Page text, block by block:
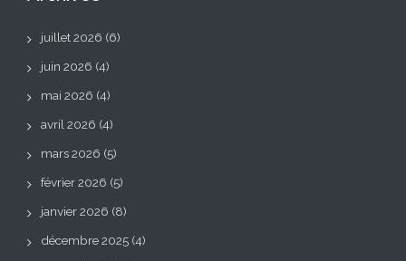
juillet 2026 (6)
juin 2026 (4)
mai 2026 (4)
avril 2026 (4)
mars 2026 (5)
février 2026 (5)
janvier 2026 (8)
décembre 2025 (4)